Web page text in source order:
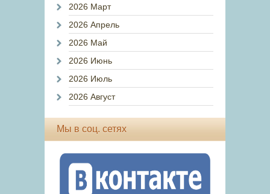
2026 Март
2026 Апрель
2026 Май
2026 Июнь
2026 Июль
2026 Август
Мы в соц. сетях